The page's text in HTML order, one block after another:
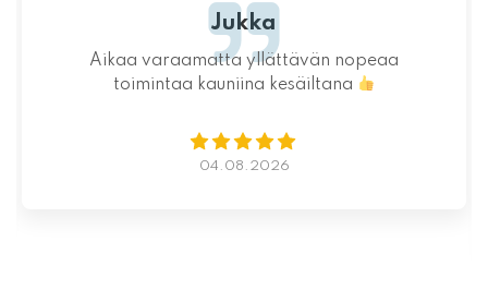
Jukka
Aikaa varaamatta yllättävän nopeaa
toimintaa kauniina kesäiltana
04.08.2026